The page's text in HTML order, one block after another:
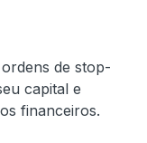
de stop-
capital e
financeiros.